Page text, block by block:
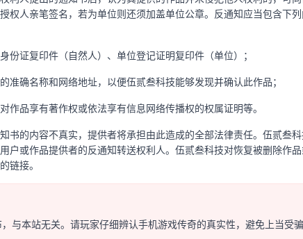
权人亲笔签名，若为单位则还须加盖单位公章。反通知应当包含下
份证复印件（自然人）、单位登记证明复印件（单位）；
准确名称和网络地址，以便伍贰叁科技能够发现并确认此作品；
作品享有著作权或依法享有信息网络传播权的权属证明等。
书的内容不真实，提供者将承担由此造成的全部法律责任。伍贰叁
户或作品提供者的反通知转送权利人。伍贰叁科技对恢复被删除作
链接。
与本站无关。请玩家仔细辨认手机游戏传奇的真实性，避免上当受